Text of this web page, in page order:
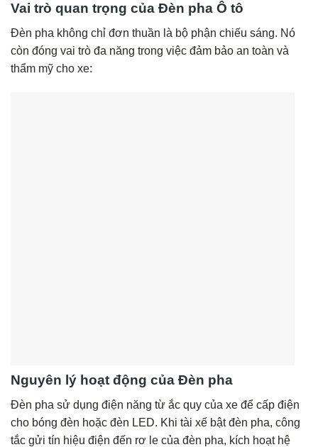
Vai trò quan trọng của Đèn pha Ô tô
Đèn pha không chỉ đơn thuần là bộ phận chiếu sáng. Nó
còn đóng vai trò đa năng trong việc đảm bảo an toàn và
thẩm mỹ cho xe:
Nguyên lý hoạt động của Đèn pha
Đèn pha sử dụng điện năng từ ắc quy của xe để cấp điện
cho bóng đèn hoặc đèn LED. Khi tài xế bật đèn pha, công
tắc gửi tín hiệu điện đến rơ le của đèn pha, kích hoạt hệ